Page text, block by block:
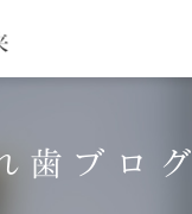
歯ブログ